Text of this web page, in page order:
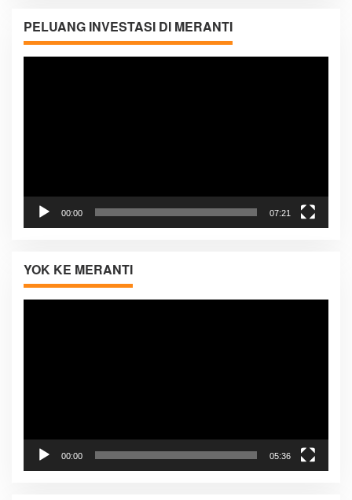
PELUANG INVESTASI DI MERANTI
Pemutar
00:00 07:21
YOK KE MERANTI
00:00 05:36